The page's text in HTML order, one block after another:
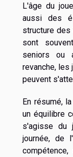
L'âge du
aussi des
structure
sont
seniors ou
revanche,
peuvent
En résumé,
un équilibre
s'agisse du
journée, de